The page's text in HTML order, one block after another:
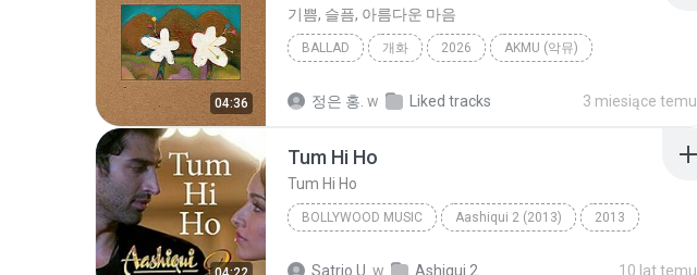
04:36
기쁨, 슬픔, 아름다운 마음
BALLAD 개화 2026 AKMU (악뮤)
정은 홍. w Liked tracks 3 miesiące temu
Tum Hi Ho
Tum Hi Ho
BOLLYWOOD MUSIC Aashiqui 2 (2013) 2013
Satrio U. w Ashiqui 2 10 lat temu